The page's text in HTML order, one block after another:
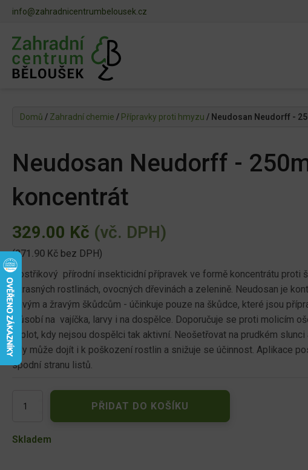
info@zahradnicentrumbelousek.cz
Domů / Zahradní chemie / Přípravky proti hmyzu / Neudosan Neudorff -
Neudosan Neudorff -
koncentrát
329.00 Kč (vč. DPH)
(271.90 Kč bez DPH)
Postřikový přírodní insekticidní přípravek ve formě koncentrátu proti
okrasných rostlinách, ovocných dřevinách a zelenině. Neudosan je
savým a žravým škůdcům - účinkuje pouze na škůdce, které jsou
Působí na vajíčka, larvy i na dospělce. Doporučuje se proti molicím
teplot, kdy nejsou dospělci tak aktivní. Neošetřovat na prudkém
kdy může dojít i k poškození rostlin a snižuje se účinnost. Aplikace
spodní stranu listů.
Neudorff
250ml
PŘIDAT DO KOŠÍKU
Skladem